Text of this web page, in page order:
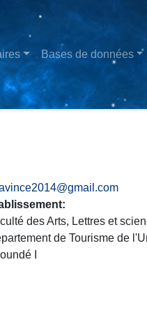
Bases de données
des Arts, Lettres et
de Tourisme de
I